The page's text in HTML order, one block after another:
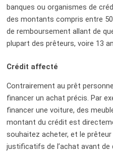
banques ou organismes de
des montants compris entre
de remboursement allant de
plupart des prêteurs, voire 13
Crédit affecté
Contrairement au prêt
financer un achat précis. Par
financer une voiture, des
montant du crédit est
souhaitez acheter, et le
justificatifs de l’achat avant de